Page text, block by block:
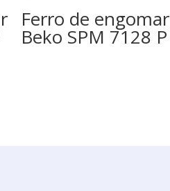
Ferro de engomar
Beko SPM 7128 P